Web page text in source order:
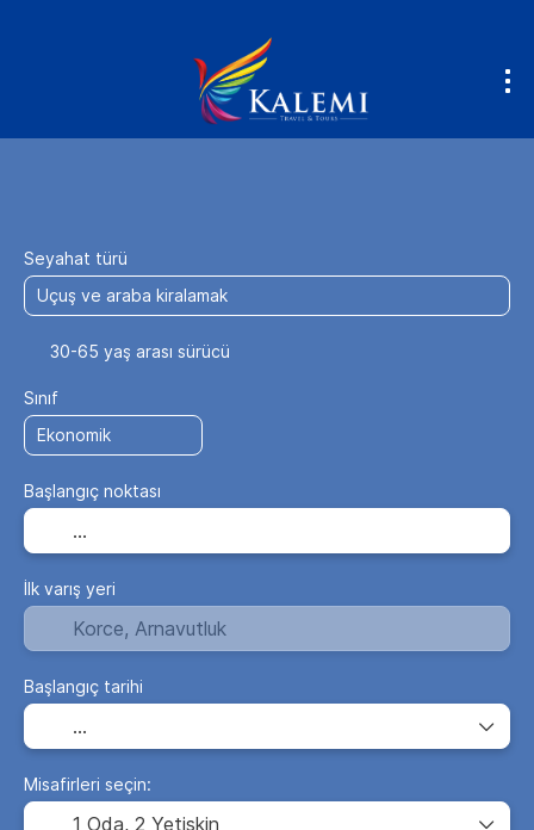
Seyahat türü
30-65 yaş arası sürücü
Sınıf
Başlangıç noktası
İlk varış yeri
Başlangıç tarihi
Misafirleri seçin:
1 Oda, 2 Yetişkin